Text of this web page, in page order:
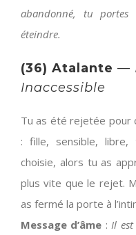
abandonné, tu
éteindre.
(36) Atalante —
Inaccessible
Tu as été rejetée pour
: fille, sensible,
choisie, alors tu as
plus vite que le rejet.
as fermé la porte à
Message d’âme : Il